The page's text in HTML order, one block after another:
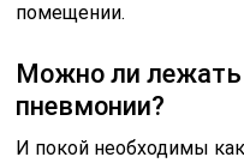
помещении.
Можно ли лежать
пневмонии?
И покой необходимы